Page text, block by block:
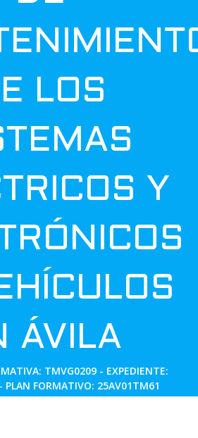
LOS
Y
ÁVILA
TMVG0209 - EXPEDIENTE:
FORMATIVO: 25AV01TM61